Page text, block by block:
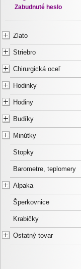
Zabudnuté heslo
Zlato
Striebro
Chirurgická oceľ
Hodinky
Hodiny
Budíky
Minútky
Stopky
Barometre, teplomery
Alpaka
Šperkovnice
Krabičky
Ostatný tovar